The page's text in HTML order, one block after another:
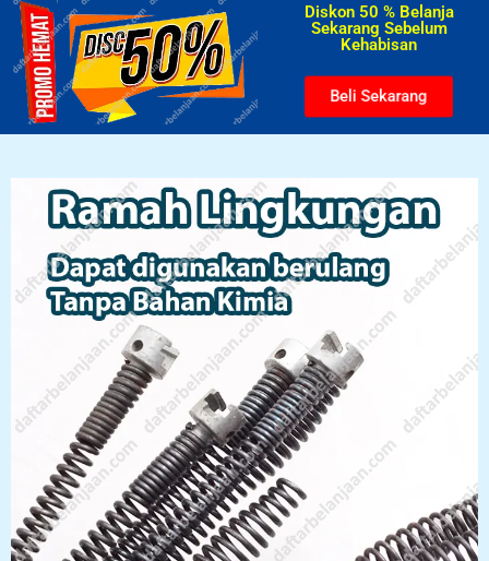
Diskon 50 % Belanja
Sekarang Sebelum
Kehabisan​
Beli Sekarang